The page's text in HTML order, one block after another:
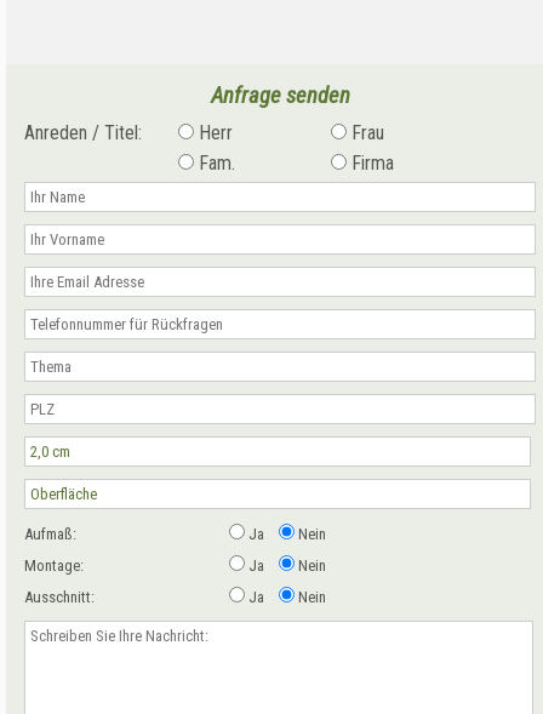
Anfrage senden
Anreden / Titel: Herr
Frau
Fam.
Firma
Aufmaß: Ja
Nein
Montage:
Ja
Nein
Ausschnitt:
Ja Nein